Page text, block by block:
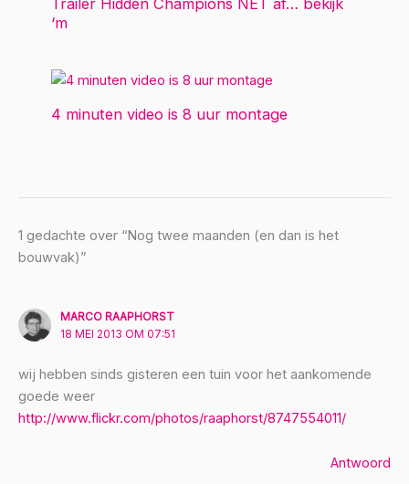
‘m
4 minuten video is 8 uur montage
1 gedachte over “Nog twee maanden (en dan is het
bouwvak)”
MARCO RAAPHORST
18 MEI 2013 OM 07:51
wij hebben sinds gisteren een tuin voor het aankomende
goede weer
http://www.flickr.com/photos/raaphorst/8747554011/
Antwoord